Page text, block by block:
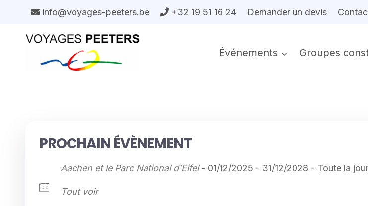
contenu
info@voyages-peeters.be +32 19 51 16 24 Demander un devis
Événements Groupes
PROCHAIN ÉVÈNEMENT
Aachen et le Parc National d’Eifel- 01/12/2025 - 31/12/2028 - Toute la
Tout voir